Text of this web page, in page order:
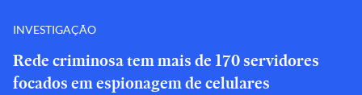
INVESTIGAÇÃO
Rede criminosa tem mais de 170 servidores
focados em espionagem de celulares